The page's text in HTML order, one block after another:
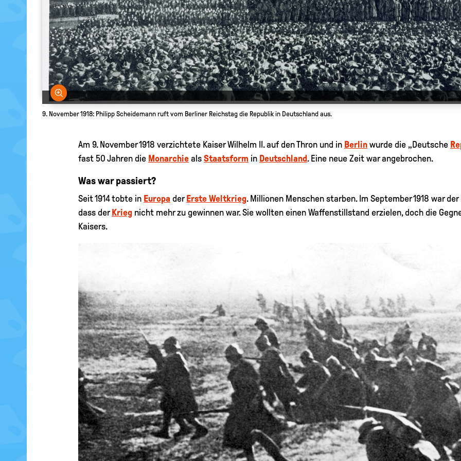
Bild vergrößern
9. November 1918: Philipp Scheidemann ruft vom Berliner Reichstag die Republik in Deutschland aus.
Am 9. November 1918 verzichtete Kaiser Wilhelm II. auf den Thron und in Berlin wurde die „Deutsche
fast 50 Jahren die Monarchie als Staatsform in Deutschland. Eine neue Zeit war angebrochen.
Was war passiert?
Seit 1914 tobte in Europa derErste Weltkrieg. Millionen Menschen starben. Im September 1918 war
dass derKrieg nicht mehr zu gewinnen war. Sie wollten einen Waffenstillstand erzielen, doch die
Kaisers.